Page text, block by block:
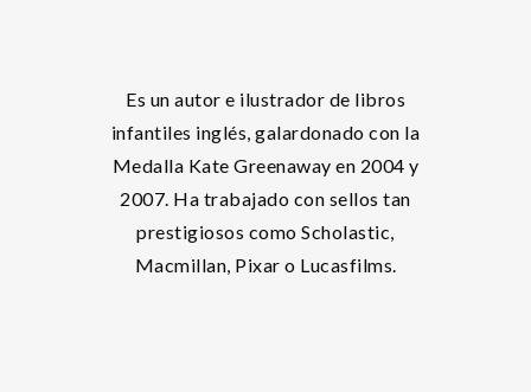
Es un autor e ilustrador de libros
infantiles inglés, galardonado con la
Medalla Kate Greenaway en 2004 y
2007. Ha trabajado con sellos tan
prestigiosos como Scholastic,
Macmillan, Pixar o Lucasfilms.